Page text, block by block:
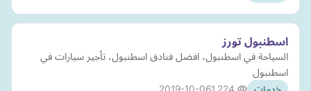
اسطنبول تورز
السياحة في اسطنبول، افضل فنادق اسطنبول، تأجير سيارات في
اسطنبول